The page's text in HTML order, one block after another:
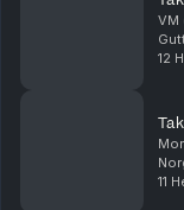
VM
12
11